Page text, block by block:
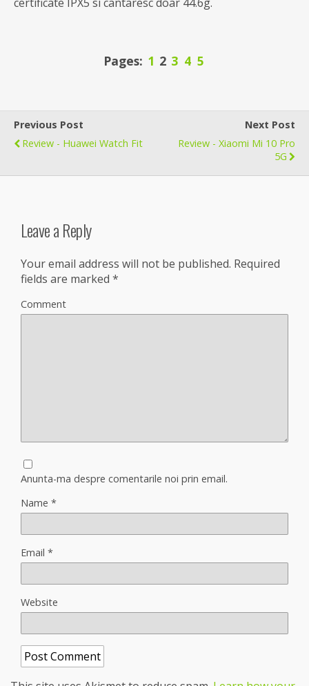
Pages: 1 2 3 4 5
Previous Post
Review - Huawei Watch Fit
Next Post
Review - Xiaomi Mi 10 Pro
5G
Leave a Reply
Your email address will not be published. Required
fields are marked *
Comment
Anunta-ma despre comentarile noi prin email.
Name *
Email *
Website